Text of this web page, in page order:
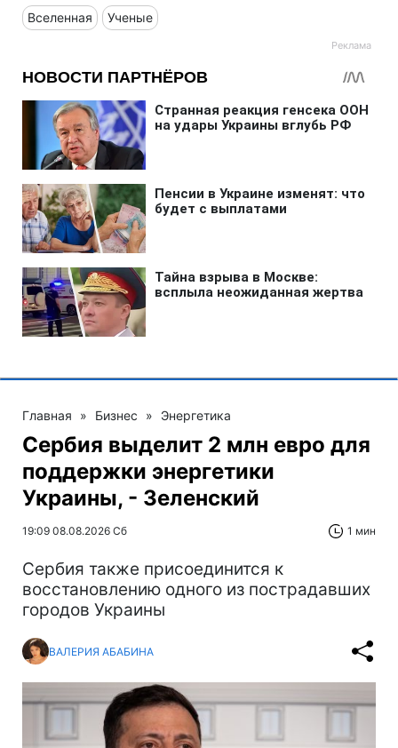
Вселенная Ученые
Главная » Бизнес » Энергетика
Сербия выделит 2 млн евро для
поддержки энергетики
Украины, - Зеленский
19:09 08.08.2026 Сб 1 мин
Сербия также присоединится к
восстановлению одного из пострадавших
городов Украины
ВАЛЕРИЯ АБАБИНА